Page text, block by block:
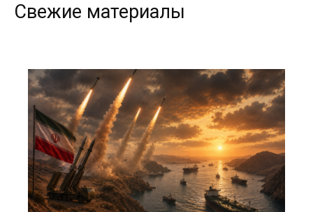
Свежие материалы